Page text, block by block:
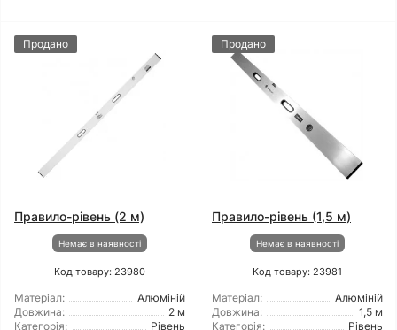
Продано
Правило-рівень (2 м)
Немає в наявності
Код товару: 23980
Матеріал:
Алюміній
Довжина:
2 м
Категорія:
Рівень
Продано
Правило-рівень (1,5 м)
Немає в наявності
Код товару: 23981
Матеріал:
Алюміній
Довжина:
1,5 м
Категорія:
Рівень